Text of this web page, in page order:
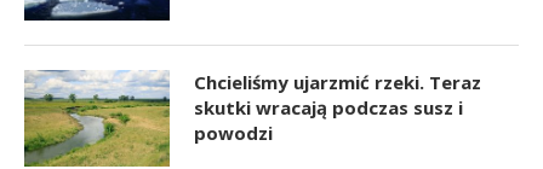
Chcieliśmy ujarzmić rzeki. Teraz
skutki wracają podczas susz i
powodzi